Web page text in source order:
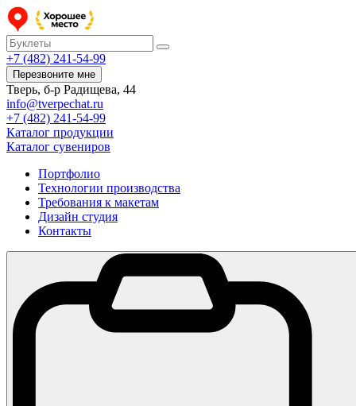
+7 (482) 241-54-99
Перезвоните мне
Тверь, б-р Радищева, 44
info@tverpechat.ru
+7 (482) 241-54-99
Каталог продукции
Каталог сувениров
Портфолио
Технологии производства
Требования к макетам
Дизайн студия
Контакты